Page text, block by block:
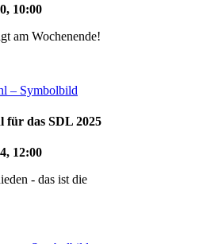
10:00
am Wochenende!
für das SDL 2025
12:00
- das ist die